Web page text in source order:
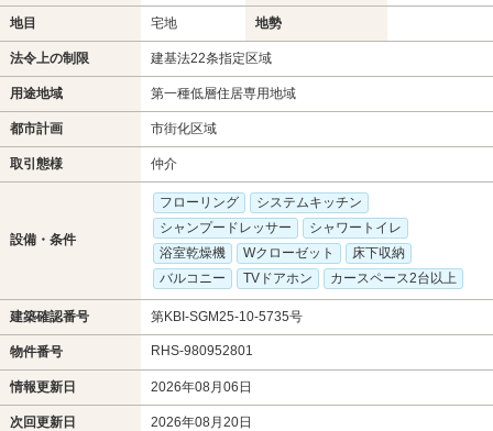
地目 宅地 地勢
法令上の制限 建基法22条指定区域
用途地域 第一種低層住居専用地域
都市計画 市街化区域
取引態様 仲介
設備・条件
フローリング
システムキッチン
シャンプードレッサー
シャワートイレ
浴室乾燥機
Wクローゼット
床下収納
バルコニー
TVドアホン カースペース2台以上
建築確認番号 第KBI-SGM25-10-5735号
物件番号 RHS-980952801
情報更新日 2026年08月06日
次回更新日 2026年08月20日